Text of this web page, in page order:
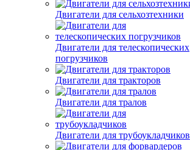
Двигатели для сельхозтехники
Двигатели для телескопических
погрузчиков
Двигатели для тракторов
Двигатели для тралов
Двигатели для трубоукладчиков